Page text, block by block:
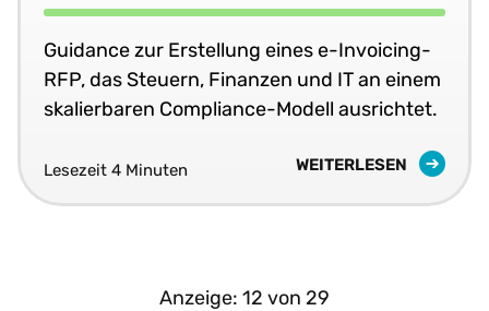
Guidance zur Erstellung eines e-Invoicing-
RFP, das Steuern, Finanzen und IT an einem
skalierbaren Compliance-Modell ausrichtet.
Lesezeit 4 Minuten WEITERLESEN
Anzeige: 12 von 29